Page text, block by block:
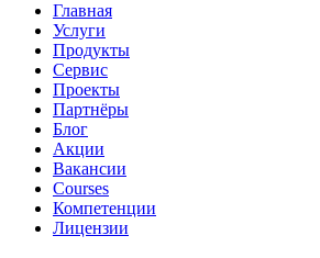
Главная
Услуги
Продукты
Сервис
Проекты
Партнёры
Блог
Акции
Вакансии
Courses
Компетенции
Лицензии